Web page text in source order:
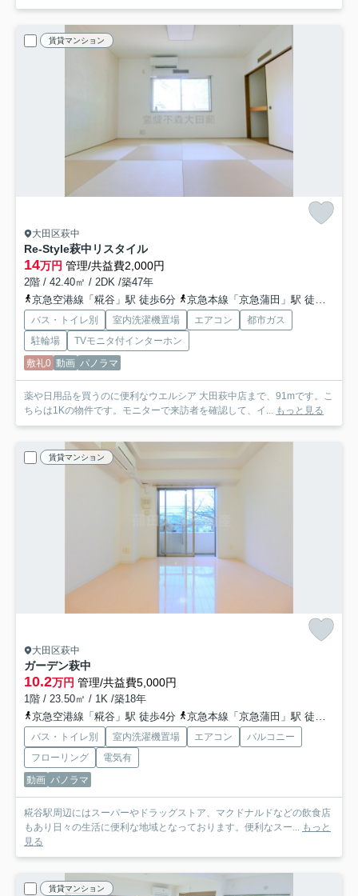
賃貸マンション
大田区萩中
Re-Style萩中リスタイル
14万円 管理/共益費2,000円
2階 / 42.40㎡ / 2DK /築47年
京急空港線「糀谷」駅 徒歩6分
京急本線「京急蒲田」駅 徒歩15分
バス・トイレ別 室内洗濯機置場 エアコン
都市ガス
駐輪場
TVモニタ付インターホン
敷礼0 動画 パノラマ
薬や日用品を買うのに便利なウエルシア 大田萩中店まで、91mです。こ
ちらは1Kの物件です。モニターで来訪者を確認して、イ...
もっと見る
賃貸マンション
大田区萩中
ガーデン萩中
10.2万円 管理/共益費5,000円
1階 / 23.50㎡ / 1K /築18年
京急空港線「糀谷」駅 徒歩4分
京急本線「京急蒲田」駅 徒歩15分
バス・トイレ別 室内洗濯機置場 エアコン
バルコニー
フローリング
電気有
動画 パノラマ
糀谷駅周辺にはスーパーやドラッグストア、マクドナルドなどの飲食店
もあり日々の生活に便利な地域となっております。便利なスー...
もっと
見る
賃貸マンション